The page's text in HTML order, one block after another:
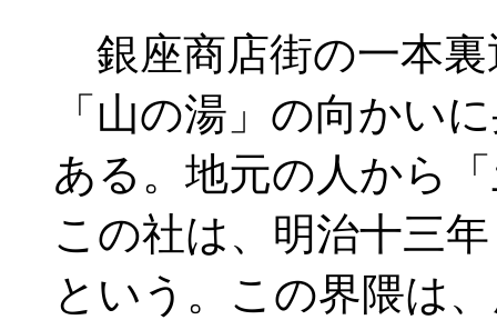
銀座商店街の一本裏
「山の湯」の向かい
ある。地元の人から
この社は、明治十三
という。この界隈は